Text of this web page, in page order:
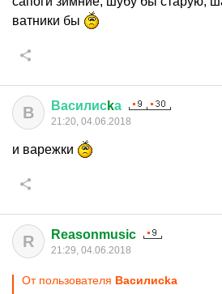
ватники бы
В Василисkа
21:20, 04.06.2018
и варежки
R Reasonmusic
21:29, 04.06.2018
От пользователя Василисkа